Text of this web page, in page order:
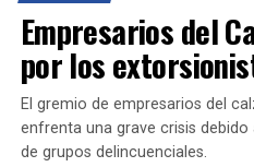
HASTA LA PRÓXIMA
Extorsión en Cúcuta:
de los comerciantes.
NO TE PIERDAS
Condenada por Drogas:
Cárcel.
Empresarios del
por los
El gremio de empresarios del
enfrenta una grave crisis
de grupos delincuenciales.